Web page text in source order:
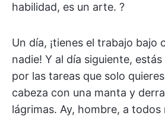
habilidad, es un arte. ?
Un día, ¡tienes el trabajo bajo
nadie! Y al día siguiente,
por las tareas que solo
cabeza con una manta y
lágrimas. Ay, hombre, a todos